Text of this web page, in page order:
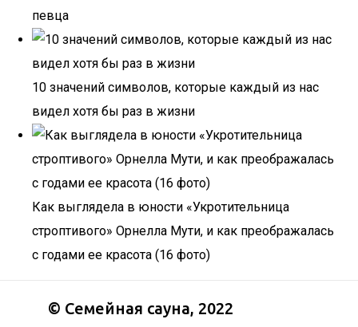
певца
10 значений символов, которые каждый из нас
видел хотя бы раз в жизни
Как выглядела в юности «Укротительница
строптивого» Орнелла Мути, и как преображалась
с годами ее красота (16 фото)
© Семейная сауна, 2022